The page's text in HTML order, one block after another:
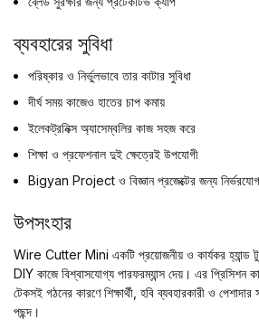
ব্যবহারের সুবিধা
পরিষ্কার ও নির্ভুলভাবে তার কাটার সুবিধা
দীর্ঘ সময় কাজেও হাতের চাপ কমায়
ইলেকট্রনিক্স অ্যাসেম্বলির কাজ সহজ করে
শিক্ষা ও প্রফেশনাল দুই ক্ষেত্রেই উপযোগী
Bigyan Project ও বিজ্ঞান প্রজেক্টের জন্য
উপসংহার
Wire Cutter Mini একটি প্রয়োজনীয় ও কার্যকর হ্যান্ড
DIY কাজে বিশ্বাসযোগ্য পারফরম্যান্স দেয়। এর প্রিসিশন
টেকসই গঠনের কারণে শিক্ষার্থী, হবি ব্যবহারকারী ও
পছন্দ।